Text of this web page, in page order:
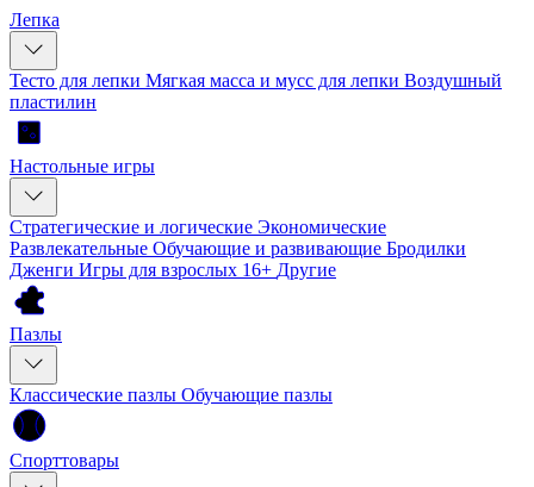
Лепка
Тесто для лепки Мягкая масса и мусс для лепки Воздушный
пластилин
Настольные игры
Стратегические и логические Экономические
Развлекательные Обучающие и развивающие Бродилки
Дженги Игры для взрослых 16+ Другие
Пазлы
Классические пазлы Обучающие пазлы
Спорттовары